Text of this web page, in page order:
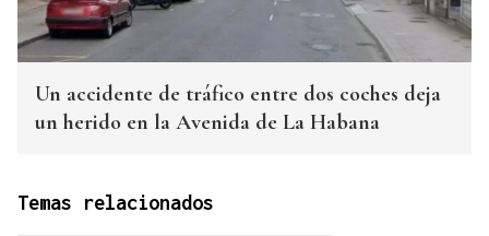
Un accidente de tráfico entre dos coches deja
un herido en la Avenida de La Habana
Temas relacionados